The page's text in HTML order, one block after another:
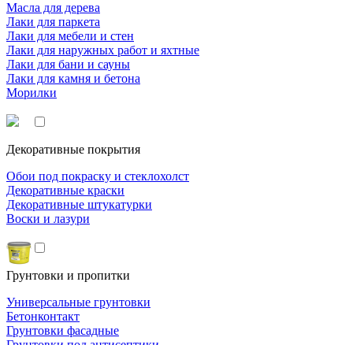
Масла для дерева
Лаки для паркета
Лаки для мебели и стен
Лаки для наружных работ и яхтные
Лаки для бани и сауны
Лаки для камня и бетона
Морилки
Декоративные покрытия
Обои под покраску и стеклохолст
Декоративные краски
Декоративные штукатурки
Воски и лазури
Грунтовки и пропитки
Универсальные грунтовки
Бетонконтакт
Грунтовки фасадные